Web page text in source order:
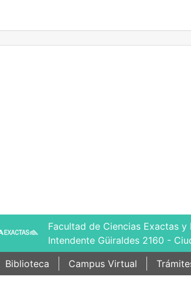
Facultad de Ciencias Exactas
Intendente Güiraldes 2160 -
Biblioteca
Campus Virtual